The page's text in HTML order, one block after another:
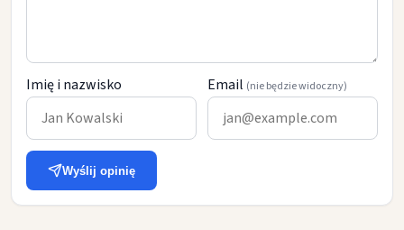
Imię i nazwisko Email (nie będzie widoczny)
Wyślij opinię